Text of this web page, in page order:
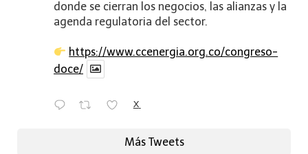
donde se cierran los negocios, las alianzas y la
agenda regulatoria del sector.
https://www.ccenergia.org.co/congreso-
doce/
X
Más Tweets